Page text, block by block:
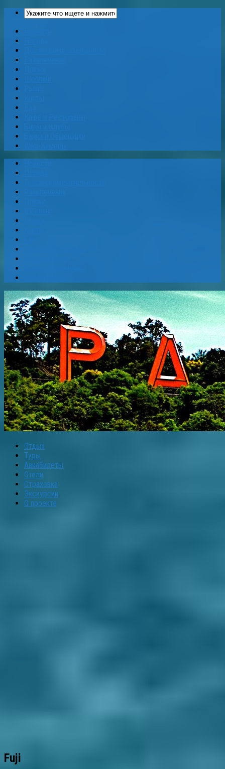
Отдых
Туры
Авиабилеты
Отели
Страховка
Экскурсии
О проекте
Fuji